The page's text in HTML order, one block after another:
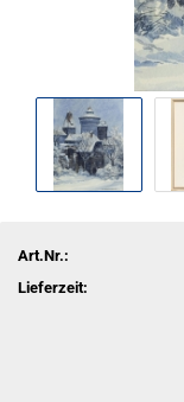
Art.Nr.:
Lieferzeit: